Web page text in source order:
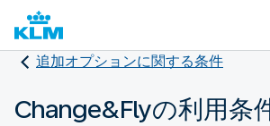
追加オプションに関する条件
Change&Flyの利用条